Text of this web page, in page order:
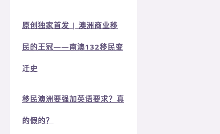
原创独家首发 | 澳洲商业移
民的王冠——南澳132移民变
迁史
移民澳洲要强加英语要求？真
的假的？